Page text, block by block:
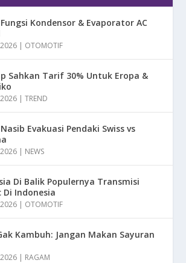
Kondensor & Evaporator AC
| OTOMOTIF
Sahkan Tarif 30% Untuk Eropa &
|TREND
Evakuasi Pendaki Swiss vs
| NEWS
Di Balik Populernya Transmisi
Di Indonesia
| OTOMOTIF
Kambuh: Jangan Makan Sayuran
| RAGAM